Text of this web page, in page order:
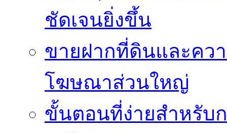
ชัดเจนยิ่งขึ้น
ขายฝากที่ดินและคว
โฆษณาส่วนใหญ่
ขั้นตอนที่ง่ายสำหรับ